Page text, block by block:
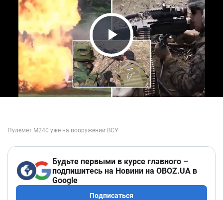
Play Video
Будьте первыми в курсе главного –
подпишитесь на Новини на OBOZ.UA в
Google
Подписаться